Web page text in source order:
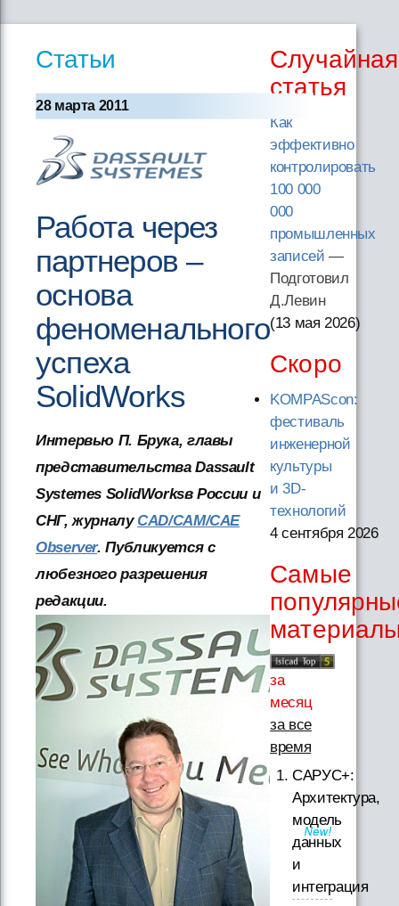
Статьи
28 марта 2011
Работа через
партнеров –
основа
феноменального
успеха
SolidWorks
Интервью П. Брука, главы
представительства Dassault
Systemes SolidWorksв России и
СНГ, журналуCAD/CAM/CAE
Observer. Публикуется с
любезного разрешения
редакции.
Случайная
статья
Как
эффективно
контролировать
100 000
000
промышленных
записей —
Подготовил
Д.Левин
(13 мая 2026)
Скоро
KOMPAScon:
фестиваль
инженерной
культуры
и 3D-
технологий
4 сентября 2026
Самые
за
месяц
за все
время
САРУС+:
Архитектура,
модель
данных
и
интеграция